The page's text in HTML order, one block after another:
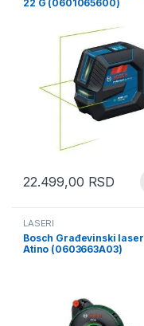
22 G (0601065600)
22.499,00 RSD
LASERI
Bosch Građevinski laser
Atino (0603663A03)